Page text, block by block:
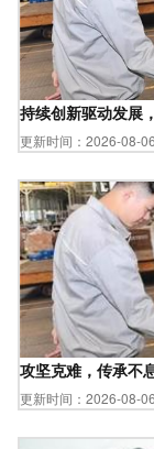
持续创新驱动发展
更新时间：2026-08-
攻坚克难，传承不
更新时间：2026-08-